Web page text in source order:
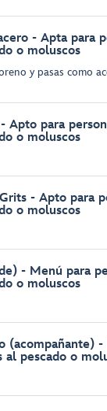
- Apta para
o moluscos
y pasas como
Apto para
o moluscos
- Apto para
o moluscos
- Menú para
o moluscos
(acompañante) -
al pescado o